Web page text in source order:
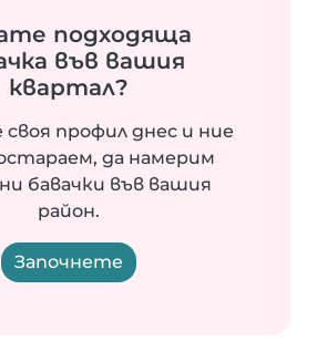
подходяща
във вашия
квартал?
профил днес и ние
да намерим
бавачки във вашия
район.
Започнете